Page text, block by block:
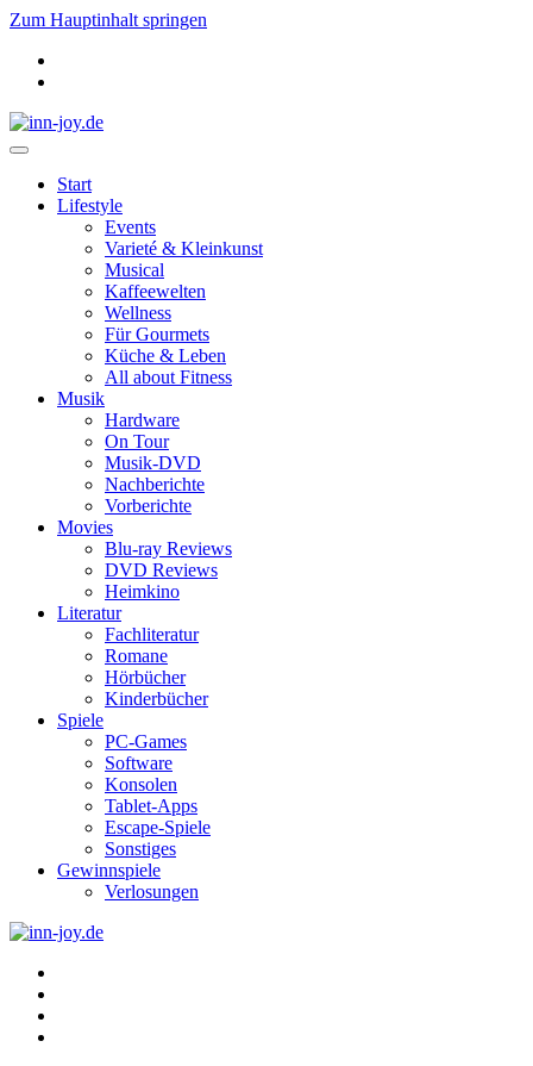
Zum Hauptinhalt springen
Start
Lifestyle
Events
Varieté & Kleinkunst
Musical
Kaffeewelten
Wellness
Für Gourmets
Küche & Leben
All about Fitness
Musik
Hardware
On Tour
Musik-DVD
Nachberichte
Vorberichte
Movies
Blu-ray Reviews
DVD Reviews
Heimkino
Literatur
Fachliteratur
Romane
Hörbücher
Kinderbücher
Spiele
PC-Games
Software
Konsolen
Tablet-Apps
Escape-Spiele
Sonstiges
Gewinnspiele
Verlosungen